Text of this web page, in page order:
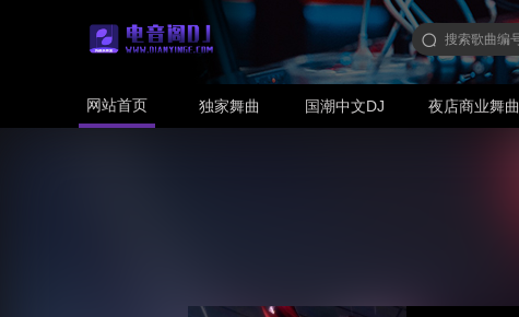
网站首页 独家舞曲 国潮中文DJ 夜店商业舞曲